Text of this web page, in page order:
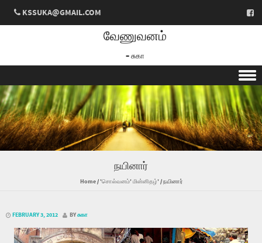
KSSUKA@GMAIL.COM
வேணுவனம்
– சுகா
Skip to content
நயினார்
Home/'சொல்வனம்' மின்னிதழ்'/நயினார்
FEBRUARY 3, 2012 BYசுகா